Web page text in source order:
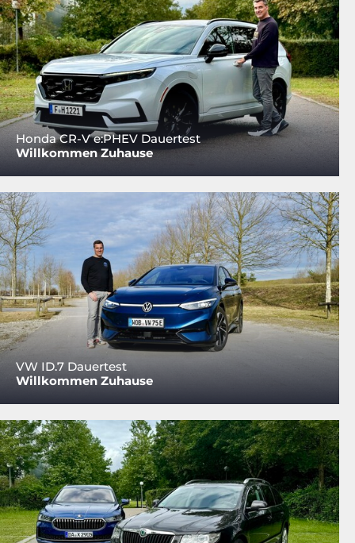
Honda CR-V e:PHEV Dauertest
Willkommen Zuhause
VW ID.7 Dauertest
Willkommen Zuhause